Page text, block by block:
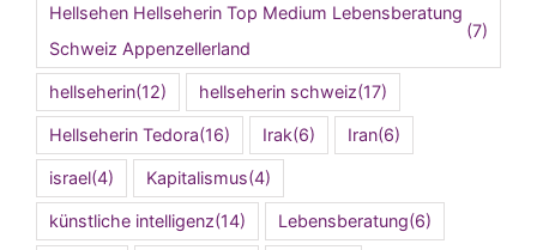
Hellsehen Hellseherin Top Medium Lebensberatung
Schweiz Appenzellerland
(7)
hellseherin(12) hellseherin schweiz(17)
Hellseherin Tedora(16) Irak(6) Iran(6)
israel(4) Kapitalismus(4)
künstliche intelligenz(14) Lebensberatung(6)